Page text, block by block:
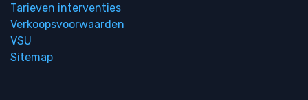
Tarieven interventies
Verkoopsvoorwaarden
VSU
Sitemap